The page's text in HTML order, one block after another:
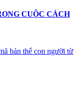
CUỘC CÁCH
bản thể con người từ